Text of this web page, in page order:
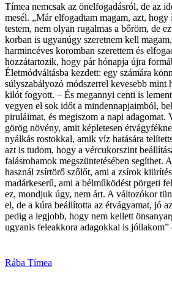
Tímea nemcsak az önelfogadásról, de az
mesél. „Már elfogadtam magam, azt,
testem, nem olyan rugalmas a bőröm, de
korban is ugyanúgy szeretnem kell
harmincéves koromban szerettem és
hozzátartozik, hogy pár hónapja újra
Életmódváltásba kezdett: egy számára
súlyszabályozó módszerrel kevesebb mint
kilót fogyott. – És megannyi centi is
vegyen el sok időt a mindennapjaimból,
piruláimat, és megiszom a napi adagomat.
görög növény, amit képletesen
nyálkás rostokkal, amik víz hatására
azt is tudom, hogy a vércukorszint
falásrohamok megszüntetésében segíthet.
használ zsírtörő szőlőt, ami a zsírok
madárkeserű, ami a bélműködést pörgeti
ez, mondjuk úgy, nem árt. A változókor
el, de a kúra beállította az étvágyamat, jó
pedig a legjobb, hogy nem kellett
ugyanis feleakkora adagokkal is jóllakom”
Rába Tímea